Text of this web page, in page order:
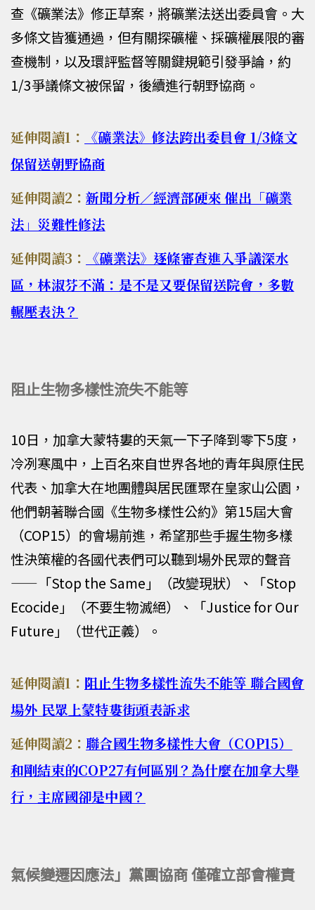
查《礦業法》修正草案，將礦業法送出委員會。大
多條文皆獲通過，但有關探礦權、採礦權展限的審
查機制，以及環評監督等關鍵規範引發爭論，約
1/3爭議條文被保留，後續進行朝野協商。
延伸閱讀1：
《礦業法》修法跨出委員會 1/3條文
保留送朝野協商
延伸閱讀2：新聞分析／經濟部硬來 催出「礦業
法」災難性修法
延伸閱讀3：
《礦業法》逐條審查進入爭議深水
區，林淑芬不滿：是不是又要保留送院會，多數
輾壓表決？
阻止生物多樣性流失不能等
10日，加拿大蒙特婁的天氣一下子降到零下5度，
冷冽寒風中，上百名來自世界各地的青年與原住民
代表、加拿大在地團體與居民匯聚在皇家山公園，
他們朝著聯合國《生物多樣性公約》第15屆大會
（COP15）的會場前進，希望那些手握生物多樣
性決策權的各國代表們可以聽到場外民眾的聲音
——「Stop the Same」（改變現狀）、「Stop
Ecocide」（不要生物滅絕）、「Justice for Our
Future」（世代正義）。
延伸閱讀1： 阻止生物多樣性流失不能等 聯合國會
場外 民眾上蒙特婁街頭表訴求
延伸閱讀2： 聯合國生物多樣性大會（COP15）
和剛結束的COP27有何區別？為什麼在加拿大舉
行，主席國卻是中國？
氣候變遷因應法」黨團協商 僅確立部會權責